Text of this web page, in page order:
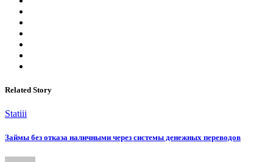
Related Story
Statiii
Займы без отказа наличными через системы денежных переводов